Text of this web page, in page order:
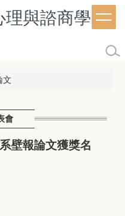
理與諮商學系
文
會
壁報論文獲獎名